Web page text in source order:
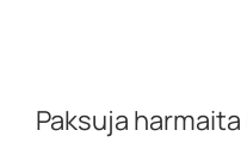
Paksuja